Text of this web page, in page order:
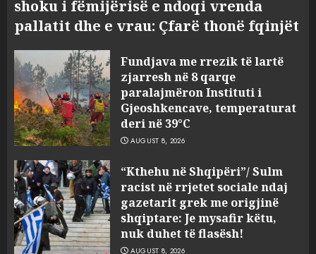
shoku i fëmijërisë e ndoqi vrenda
pallatit dhe e vrau: Çfarë thonë fqinjët
Fundjava me rrezik të lartë
zjarresh në 8 qarqe
paralajmëron Instituti i
Gjeoshkencave, temperaturat
deri në 39°C
AUGUST 8, 2026
“Kthehu në Shqipëri”/ Sulm
racist në rrjetet sociale ndaj
gazetarit grek me origjinë
shqiptare: Je mysafir këtu,
nuk duhet të flasësh!
AUGUST 8, 2026